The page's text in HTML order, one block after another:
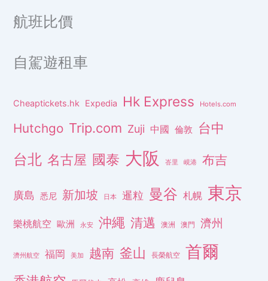
航班比價
自駕遊租車
Cheaptickets.hk Expedia Hk Express Hotels.com
Hutchgo Trip.com Zuji 中國 倫敦 台中
台北 名古屋 國泰 大阪 峇里 峴港 布吉
廣島 悉尼 新加坡 日本 暹粒 曼谷 札幌 東京
樂桃航空 歐洲 永安 沖繩 清邁 澳洲 澳門 濟州
濟州航空 福岡 美加 越南 釜山 長榮航空 首爾